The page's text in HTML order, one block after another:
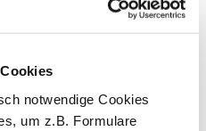
notwendige Cookies
um z.B. Formulare
Praxis entscheidet.
sind
für das Lernen,
mögliche
der Praktikanten.